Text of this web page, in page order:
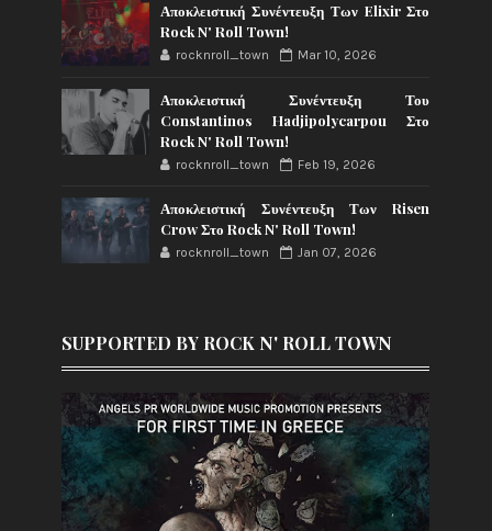
Αποκλειστική Συνέντευξη Των Elixir Στο
Rock N' Roll Town!
rocknroll_town Mar 10, 2026
Αποκλειστική Συνέντευξη Του
Constantinos Hadjipolycarpou Στο
Rock N' Roll Town!
rocknroll_town Feb 19, 2026
Αποκλειστική Συνέντευξη Των Risen
Crow Στο Rock N' Roll Town!
rocknroll_town Jan 07, 2026
SUPPORTED BY ROCK N' ROLL TOWN